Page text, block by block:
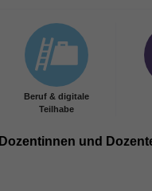
Beruf & digitale
Teilhabe
Dozentinnen und